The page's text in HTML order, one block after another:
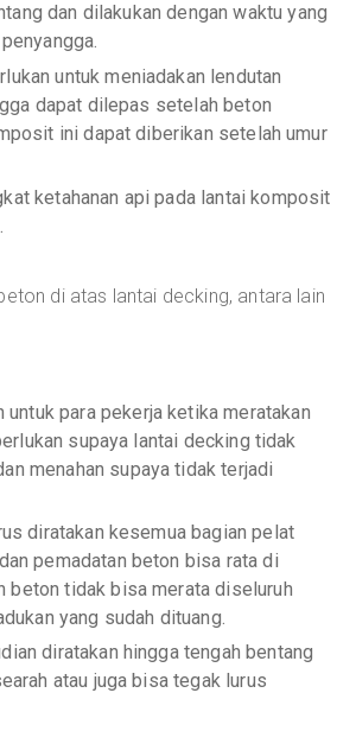
dan dilakukan dengan waktu yang
untuk meniadakan lendutan
dapat dilepas setelah beton
ini dapat diberikan setelah umur
ketahanan api pada lantai komposit
di atas lantai decking, antara lain
para pekerja ketika meratakan
supaya lantai decking tidak
menahan supaya tidak terjadi
diratakan kesemua bagian pelat
pemadatan beton bisa rata di
beton tidak bisa merata diseluruh
yang sudah dituang.
diratakan hingga tengah bentang
atau juga bisa tegak lurus